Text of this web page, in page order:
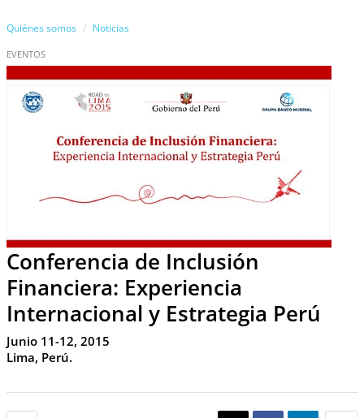
Quiénes somos Noticias
EVENTOS
Conferencia de Inclusión
Financiera: Experiencia
Internacional y Estrategia Perú
Junio 11-12, 2015
Lima, Perú.